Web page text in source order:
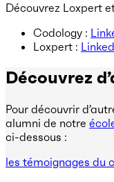
Découvrez Loxpert
Codology :
Loxpert :
Découvrez
Pour découvrir
alumni de notre
ci-dessous :
les témoignages du